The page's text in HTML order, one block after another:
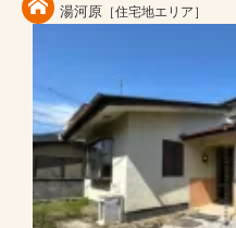
湯河原 ［住宅地エリア］